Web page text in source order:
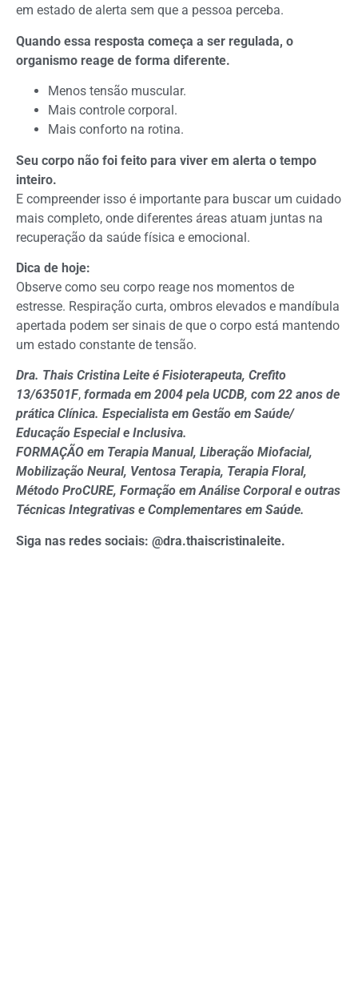
em estado de alerta sem que a pessoa perceba.
Quando essa resposta começa a ser regulada, o
organismo reage de forma diferente.
Menos tensão muscular.
Mais controle corporal.
Mais conforto na rotina.
Seu corpo não foi feito para viver em alerta o tempo
inteiro.
E compreender isso é importante para buscar um cuidado
mais completo, onde diferentes áreas atuam juntas na
recuperação da saúde física e emocional.
Dica de hoje:
Observe como seu corpo reage nos momentos de
estresse. Respiração curta, ombros elevados e mandíbula
apertada podem ser sinais de que o corpo está mantendo
um estado constante de tensão.
Dra. Thais Cristina Leite é Fisioterapeuta, Crefito
13/63501F, formada em 2004 pela UCDB, com 22 anos de
prática Clínica. Especialista em Gestão em Saúde/
Educação Especial e Inclusiva.
FORMAÇÃO em Terapia Manual, Liberação Miofacial,
Mobilização Neural, Ventosa Terapia, Terapia Floral,
Método ProCURE, Formação em Análise Corporal e outras
Técnicas Integrativas e Complementares em Saúde.
Siga nas redes sociais: @dra.thaiscristinaleite.